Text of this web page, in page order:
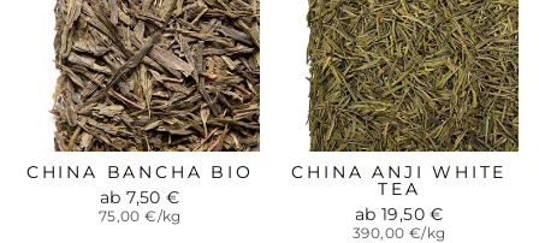
CHINA BANCHA BIO
ab 7,50 €
75,00 €/kg
CHINA ANJI WHITE
TEA
ab 19,50 €
390,00 €/kg